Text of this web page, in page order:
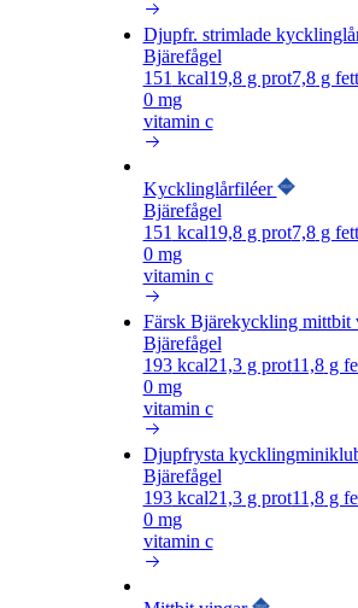
Djupfr. strimlade
Bjärefågel
151 kcal19,8g prot7,8g fett
0 mg
vitamin c
Kycklinglårfiléer
Bjärefågel
151 kcal19,8g prot7,8g fett
0 mg
vitamin c
Färsk Bjärekyckling mittbit
Bjärefågel
193kcal21,3g prot11,8g
0 mg
vitamin c
Djupfrysta
Bjärefågel
193kcal21,3g prot11,8g
0 mg
vitamin c